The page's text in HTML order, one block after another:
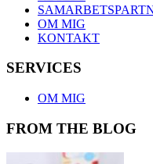
OM MIG
KONTAKT
SERVICES
OM MIG
FROM THE BLOG